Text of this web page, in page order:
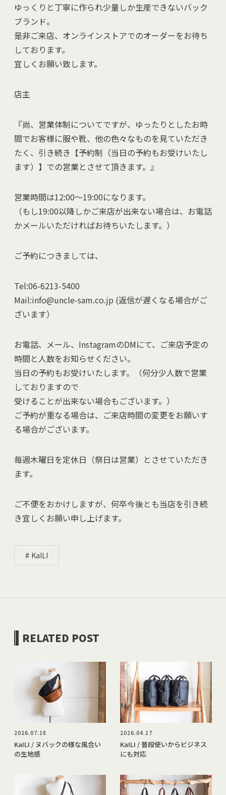
ゆっくりと丁寧に作られ少量しか生産できないバック
ブランド。
是非ご来店、オンラインストアでのオーダーをお待ち
しております。
宜しくお願い致します。
店主
『尚、営業体制についてですが、ゆったりとしたお時
間でお客様に服や靴、他の色々なものを見ていただき
たく、引き続き【予約制（当日の予約もお受けいたし
ます）】での営業とさせて頂きます。』
営業時間は12:00～19:00になります。
（もし19:00以降しかご来店が出来ない場合は、お電話
かメールいただければお待ちいたします。）
ご予約につきましては、
Tel:06-6213-5400
Mail:info@uncle-sam.co.jp (返信が遅くなる場合がご
ざいます）
お電話、メール、InstagramのDMにて、ご来店予定の
時間と人数をお知らせください。
当日の予約もお受けいたします。（何分少人数で営業
しておりますので
受けることが出来ない場合もございます。）
ご予約が重なる場合は、ご来店時間の変更をお願いす
る場合がございます。
毎週木曜日を定休日（祭日は営業）とさせていただき
ます。
ご不便をおかけしますが、何卒今後とも当店を引き続
き宜しくお願い申し上げます。
KaILI
RELATED POST
2026.07.18
KaILI / ヌバックの様な風合い
の生地感
2026.04.17
KaILI / 普段使いからビジネス
にも対応